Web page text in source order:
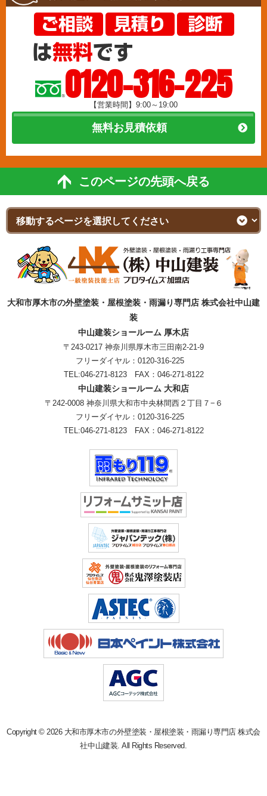
0120-316-225
【営業時間】9:00～19:00
無料お見積依頼
このページの先頭へ戻る
大和市厚木市の外壁塗装・屋根塗装・雨漏り専門店 株式会社中山建
装
中山建装ショールーム 厚木店
〒243-0217 神奈川県厚木市三田南2-21-9
フリーダイヤル： 0120-316-225
TEL:046-271-8123 FAX：046-271-8122
中山建装ショールーム 大和店
〒242-0008 神奈川県大和市中央林間西２丁目７−６
フリーダイヤル： 0120-316-225
TEL:046-271-8123 FAX：046-271-8122
Copyright © 2026 大和市厚木市の外壁塗装・屋根塗装・雨漏り専門店 株式会
社中山建装. All Rights Reserved.